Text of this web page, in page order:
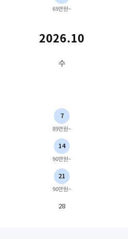
69만원~
2026.10
수
7
89만원~
14
90만원~
21
90만원~
28